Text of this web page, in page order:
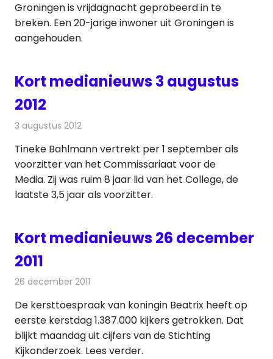
Groningen is vrijdagnacht geprobeerd in te
breken. Een 20-jarige inwoner uit Groningen is
aangehouden.
Kort medianieuws 3 augustus
2012
3 augustus 2012
Tineke Bahlmann vertrekt per 1 september als
voorzitter van het Commissariaat voor de
Media. Zij was ruim 8 jaar lid van het College, de
laatste 3,5 jaar als voorzitter.
Kort medianieuws 26 december
2011
26 december 2011
De kersttoespraak van koningin Beatrix heeft op
eerste kerstdag 1.387.000 kijkers getrokken. Dat
blijkt maandag uit cijfers van de Stichting
Kijkonderzoek. Lees verder.